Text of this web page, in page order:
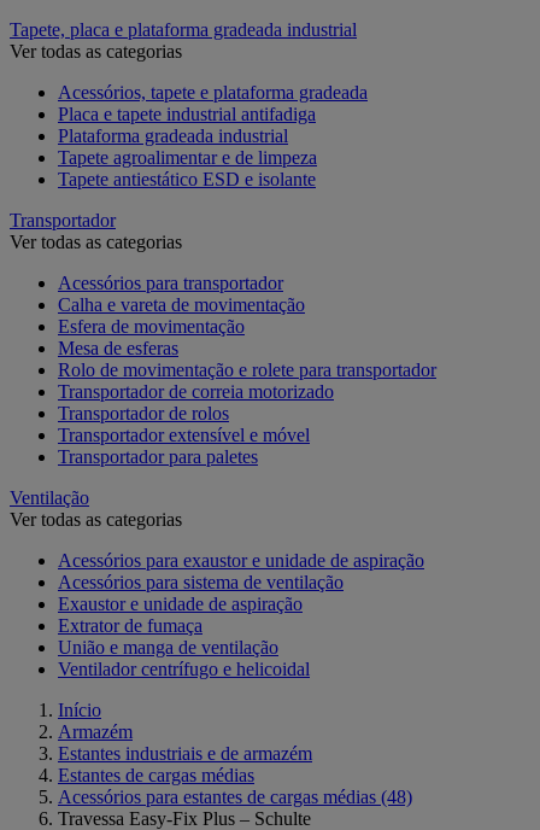
Tapete, placa e plataforma gradeada industrial
Ver todas as categorias
Acessórios, tapete e plataforma gradeada
Placa e tapete industrial antifadiga
Plataforma gradeada industrial
Tapete agroalimentar e de limpeza
Tapete antiestático ESD e isolante
Transportador
Ver todas as categorias
Acessórios para transportador
Calha e vareta de movimentação
Esfera de movimentação
Mesa de esferas
Rolo de movimentação e rolete para transportador
Transportador de correia motorizado
Transportador de rolos
Transportador extensível e móvel
Transportador para paletes
Ventilação
Ver todas as categorias
Acessórios para exaustor e unidade de aspiração
Acessórios para sistema de ventilação
Exaustor e unidade de aspiração
Extrator de fumaça
União e manga de ventilação
Ventilador centrífugo e helicoidal
Início
Armazém
Estantes industriais e de armazém
Estantes de cargas médias
Acessórios para estantes de cargas médias (48)
Travessa Easy-Fix Plus – Schulte